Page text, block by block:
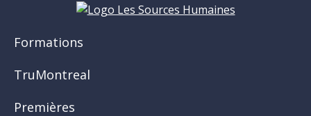
contenu
Formations
TruMontreal
Premières